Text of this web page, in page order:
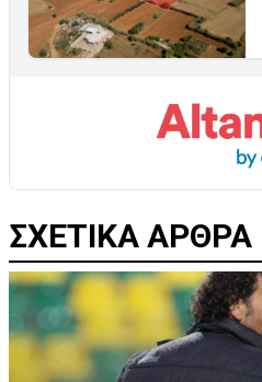
ΣΧΕΤΙΚΑ ΑΡΘΡΑ